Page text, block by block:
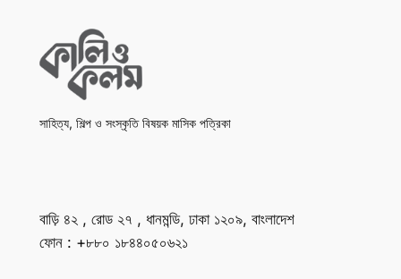
সাহিত্য, শিল্প ও সংস্কৃতি বিষয়ক মাসিক পত্রিকা
বাড়ি ৪২ , রোড ২৭ , ধানমন্ডি, ঢাকা ১২০৯, বাংলাদেশ
ফোন : +৮৮০ ১৮৪৪০৫০৬২১